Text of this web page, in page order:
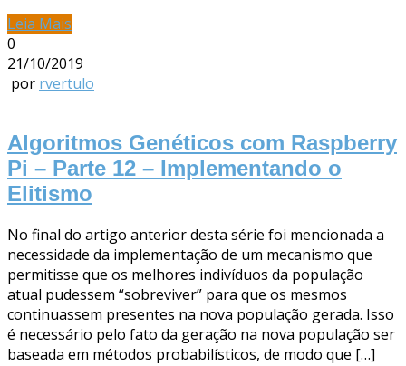
Leia Mais
0
21/10/2019
por rvertulo
Algoritmos Genéticos com Raspberry
Pi – Parte 12 – Implementando o
Elitismo
No final do artigo anterior desta série foi mencionada a
necessidade da implementação de um mecanismo que
permitisse que os melhores indivíduos da população
atual pudessem “sobreviver” para que os mesmos
continuassem presentes na nova população gerada. Isso
é necessário pelo fato da geração na nova população ser
baseada em métodos probabilísticos, de modo que […]